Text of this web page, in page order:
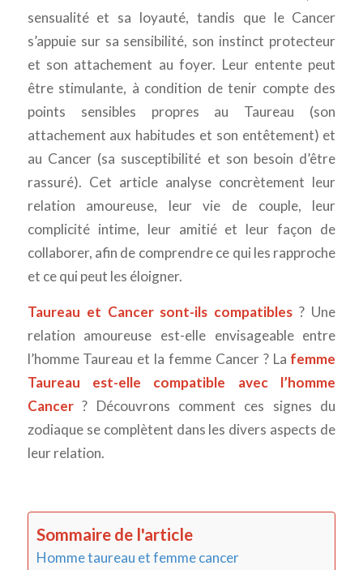
sensualité et sa loyauté, tandis que le Cancer
s’appuie sur sa sensibilité, son instinct protecteur
et son attachement au foyer. Leur entente peut
être stimulante, à condition de tenir compte des
points sensibles propres au Taureau (son
attachement aux habitudes et son entêtement) et
au Cancer (sa susceptibilité et son besoin d’être
rassuré). Cet article analyse concrètement leur
relation amoureuse, leur vie de couple, leur
complicité intime, leur amitié et leur façon de
collaborer, afin de comprendre ce qui les rapproche
et ce qui peut les éloigner.
Taureau et Cancer sont-ils compatibles ? Une
relation amoureuse est-elle envisageable entre
l’homme Taureau et la femme Cancer ? La femme
Taureau est-elle compatible avec l’homme
Cancer? Découvrons comment ces signes du
zodiaque se complètent dans les divers aspects de
leur relation.
Sommaire de l'article
Homme taureau et femme cancer